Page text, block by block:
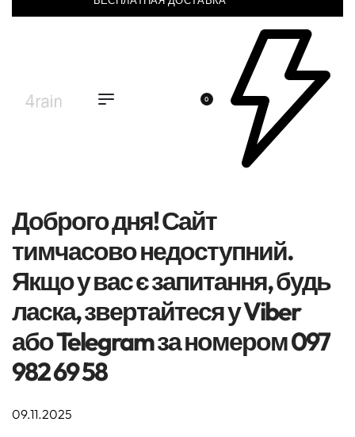
0
Доброго дня! Сайт
тимчасово недоступний.
Якщо у вас є запитання, будь
ласка, звертайтеся у Viber
або Telegram за номером 097
982 69 58
09.11.2025